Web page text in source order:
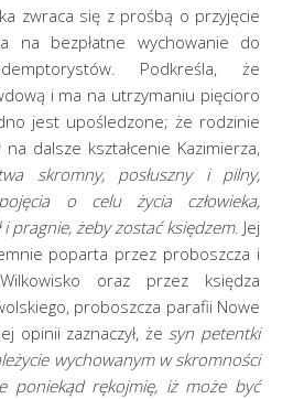
zwraca się z prośbą o przyjęcie
na bezpłatne wychowanie do
Podkreśla, że
i ma na utrzymaniu pięcioro
jest upośledzone; że rodzinie
dalsze kształcenie Kazimierza,
skromny, posłuszny i pilny,
o celu życia człowieka,
pragnie, żeby zostać księdzem. Jej
poparta przez proboszcza i
oraz przez księdza
proboszcza parafii Nowe
opinii zaznaczył, że syn petentki
wychowanym w skromności
poniekąd rękojmię, iż może być